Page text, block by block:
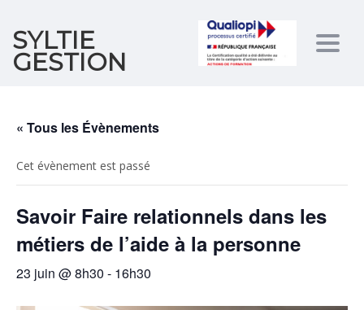
SYLTIE
GESTION
« Tous les Évènements
Cet évènement est passé
Savoir Faire relationnels dans les
métiers de l’aide à la personne
23 juin @ 8h30 - 16h30